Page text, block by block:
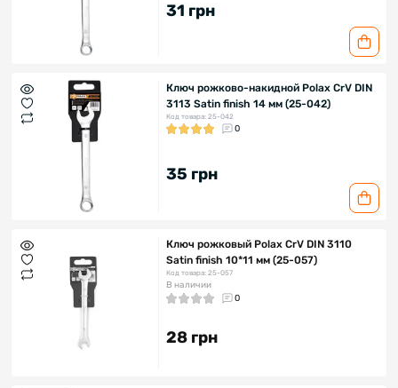
31 грн
Ключ рожково-накидной Polax CrV DIN
3113 Satin finish 14 мм (25-042)
Код товара: 25-042
0
35 грн
Ключ рожковый Polax CrV DIN 3110
Satin finish 10*11 мм (25-057)
Код товара: 25-057
В наличии
0
28 грн